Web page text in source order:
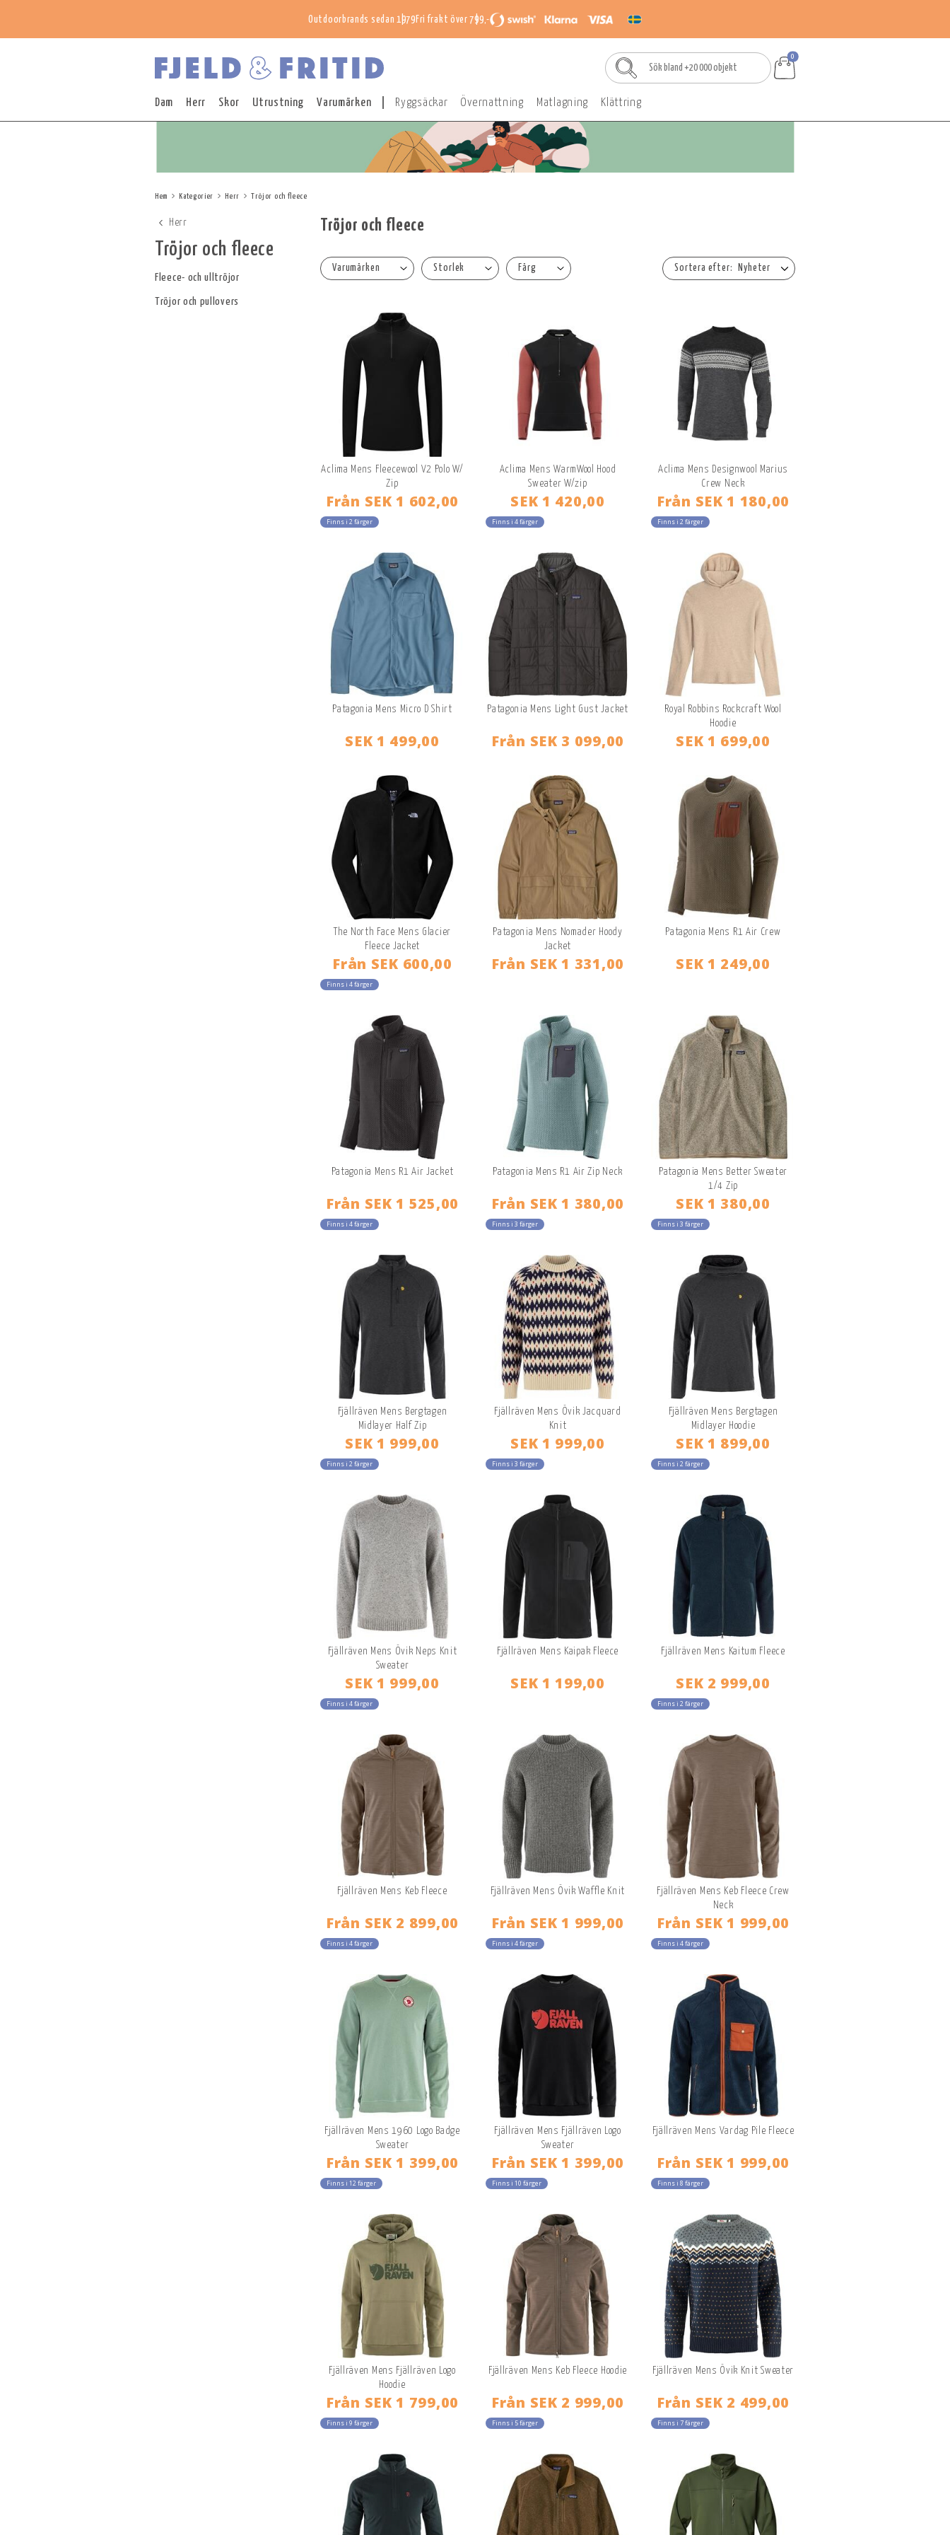
Outdoorbrands sedan 1979 Fri frakt över 799,-
0
Dam Herr Skor Utrustning Varumärken Ryggsäckar Övernattning Matlagning Klättring
Hem Kategorier Herr Tröjor och fleece
Herr
Tröjor och fleece
Fleece- och ulltröjor
Tröjor och pullovers
Tröjor och fleece
Nyheter
Varumärken Storlek Färg
Aclima Mens Fleecewool V2 Polo W/
Zip
Från SEK 1 602,00
Finns i 2 färger
Aclima Mens WarmWool Hood
Sweater W/zip
SEK 1 420,00
Finns i 4 färger
Aclima Mens Designwool Marius
Crew Neck
Från SEK 1 180,00
Finns i 2 färger
Patagonia Mens Micro D Shirt
SEK 1 499,00
Patagonia Mens Light Gust Jacket
Från SEK 3 099,00
Royal Robbins Rockcraft Wool
Hoodie
SEK 1 699,00
The North Face Mens Glacier
Fleece Jacket
Från SEK 600,00
Finns i 4 färger
Patagonia Mens Nomader Hoody
Jacket
Från SEK 1 331,00
Patagonia Mens R1 Air Crew
SEK 1 249,00
Patagonia Mens R1 Air Jacket
Från SEK 1 525,00
Finns i 4 färger
Patagonia Mens R1 Air Zip Neck
Från SEK 1 380,00
Finns i 3 färger
Patagonia Mens Better Sweater
1/4 Zip
SEK 1 380,00
Finns i 3 färger
Fjällräven Mens Bergtagen
Midlayer Half Zip
SEK 1 999,00
Finns i 2 färger
Fjällräven Mens Övik Jacquard
Knit
SEK 1 999,00
Finns i 3 färger
Fjällräven Mens Bergtagen
Midlayer Hoodie
SEK 1 899,00
Finns i 2 färger
Fjällräven Mens Övik Neps Knit
Sweater
SEK 1 999,00
Finns i 4 färger
Fjällräven Mens Kaipak Fleece
SEK 1 199,00
Fjällräven Mens Kaitum Fleece
SEK 2 999,00
Finns i 2 färger
Fjällräven Mens Keb Fleece
Från SEK 2 899,00
Finns i 4 färger
Fjällräven Mens Övik Waffle Knit
Från SEK 1 999,00
Finns i 4 färger
Fjällräven Mens Keb Fleece Crew
Neck
Från SEK 1 999,00
Finns i 4 färger
Fjällräven Mens 1960 Logo Badge
Sweater
Från SEK 1 399,00
Finns i 12 färger
Fjällräven Mens Fjällräven Logo
Sweater
Från SEK 1 399,00
Finns i 10 färger
Fjällräven Mens Vardag Pile Fleece
Från SEK 1 999,00
Finns i 8 färger
Fjällräven Mens Fjällräven Logo
Hoodie
Från SEK 1 799,00
Finns i 9 färger
Fjällräven Mens Keb Fleece Hoodie
Från SEK 2 999,00
Finns i 5 färger
Fjällräven Mens Övik Knit Sweater
Från SEK 2 499,00
Finns i 7 färger